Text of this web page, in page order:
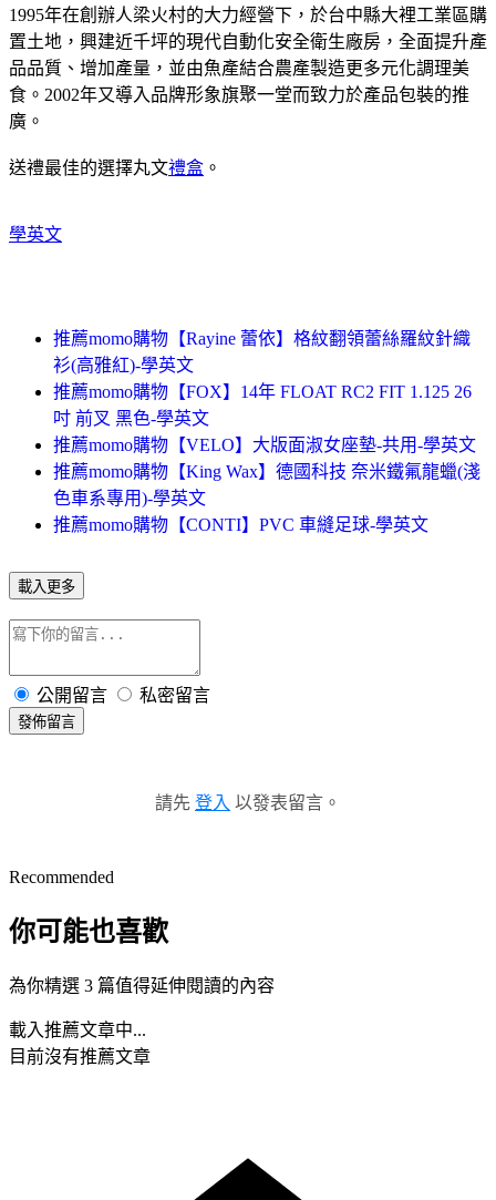
1995年在創辦人梁火村的大力經營下，於台中縣大裡工業區購
置土地，興建近千坪的現代自動化安全衛生廠房，全面提升產
品品質、增加產量，並由魚產結合農產製造更多元化調理美
食。2002年又導入品牌形象旗聚一堂而致力於產品包裝的推
廣。
送禮最佳的選擇丸文禮盒 。
學英文
推薦momo購物【Rayine 蕾依】格紋翻領蕾絲羅紋針織
衫(高雅紅)-學英文
推薦momo購物【FOX】14年 FLOAT RC2 FIT 1.125 26
吋 前叉 黑色-學英文
推薦momo購物【VELO】大版面淑女座墊-共用-學英文
推薦momo購物【King Wax】德國科技 奈米鐵氟龍蠟(淺
色車系專用)-學英文
推薦momo購物【CONTI】PVC 車縫足球-學英文
載入更多
公開留言 私密留言
發佈留言
請先 登入 以發表留言。
Recommended
你可能也喜歡
為你精選 3 篇值得延伸閱讀的內容
載入推薦文章中...
目前沒有推薦文章